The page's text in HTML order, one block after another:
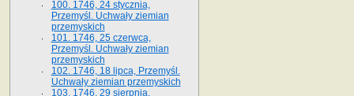
100. 1746, 24 stycznia,
Przemyśl. Uchwały ziemian
przemyskich
101. 1746, 25 czerwca,
Przemyśl. Uchwały ziemian
przemyskich
102. 1746, 18 lipca, Przemyśl.
Uchwały ziemian przemyskich
103. 1746, 29 sierpnia,